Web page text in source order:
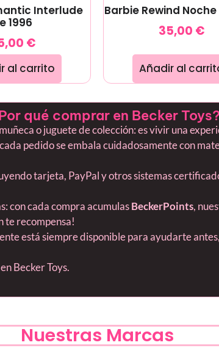
Interlude
1996
€
al carrito
Barbie Rewind
35,00 €
Añadir al
qué comprar en Becker
o juguete de colección: es vivir una
pedido se embala cuidadosamente con
tarjeta, PayPal y otros sistemas
con cada compra acumulasBeckerPoints,
te recompensa!
está siempre disponible para ayudarte
Becker Toys.
Nuestras Marcas